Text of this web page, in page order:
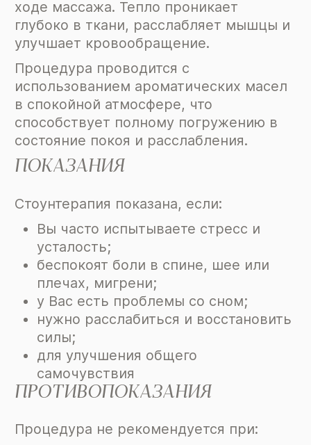
ходе массажа. Тепло проникает
глубоко в ткани, расслабляет мышцы и
улучшает кровообращение.
Процедура проводится с
использованием ароматических масел
в спокойной атмосфере, что
способствует полному погружению в
состояние покоя и расслабления.
ПОКАЗАНИЯ
Стоунтерапия показана, если:
Вы часто испытываете стресс и
усталость;
беспокоят боли в спине, шее или
плечах, мигрени;
у Вас есть проблемы со сном;
нужно расслабиться и восстановить
силы;
для улучшения общего
самочувствия
ПРОТИВОПОКАЗАНИЯ
Процедура не рекомендуется при: